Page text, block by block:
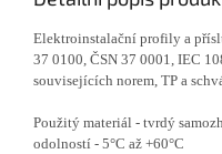
Elektroinstalační profily a
37 0100, ČSN 37 0001, IEC
souvisejících norem, TP a
Použitý materiál - tvrdý
odolností - 5°C až +60°C